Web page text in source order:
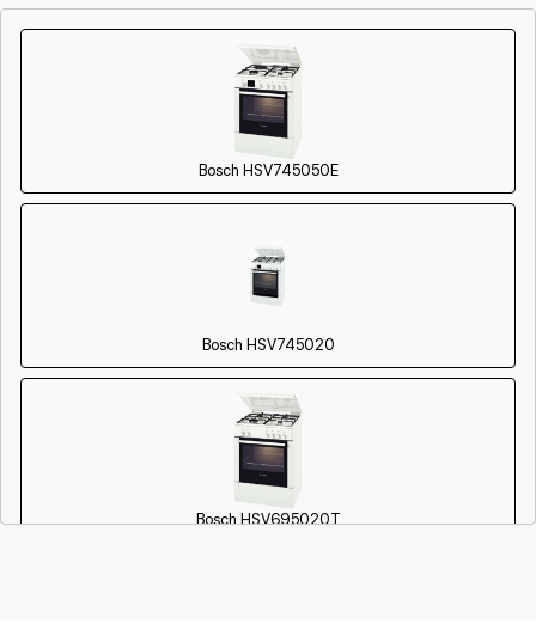
Замена чугунной конфорки 600 р от 60 мин
Bosch HSV745050E
Bosch HSV745020
Bosch HSV695020T